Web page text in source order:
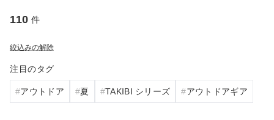
110 件
絞込みの解除
注目のタグ
アウトドア 夏 TAKIBI シリーズ アウトドアギア